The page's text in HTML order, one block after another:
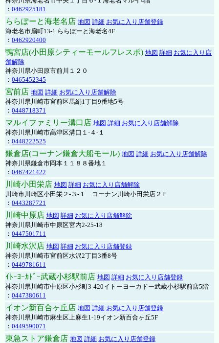
： 0462925181
ららぽーと海老名店 地図 詳細 お気に入り店舗登録
海老名市扇町13-1 ららぽーと海老名4F
： 0462920400
鴨宮店(小田原シティーモールフレスポ) 地図 詳細 お気に入り店
舗解除
神奈川県小田原市前川１２０
： 0465452345
宮前店 地図 詳細 お気に入り店舗解除
神奈川県川崎市宮前区馬絹1丁目9番地5号
： 0448718371
マルイファミリー溝口店 地図 詳細 お気に入り店舗解除
神奈川県川崎市高津区溝口１-４-１
： 0448222525
鎌倉店(コーナン鎌倉大船モール) 地図 詳細 お気に入り店舗解除
神奈川県鎌倉市岡本１１８８番地１
： 0467421422
川崎小田栄店 地図 詳細 お気に入り店舗解除
川崎市川崎区小田栄２‐３‐１ コーナン川崎小田栄店２Ｆ
： 0443287721
川崎中原店 地図 詳細 お気に入り店舗解除
神奈川県川崎市中原区宮内2-25-18
： 0447501711
川崎水沢店 地図 詳細 お気に入り店舗登録
神奈川県川崎市宮前区水沢2丁目3番8号
： 0449781611
ｲﾄｰﾖｰｶﾄﾞｰ武蔵小杉駅前店 地図 詳細 お気に入り店舗登録
神奈川県川崎市中原区小杉町3-420イトーヨーカドー武蔵小杉駅前店5階
： 0447380611
イオン新百合ヶ丘店 地図 詳細 お気に入り店舗登録
神奈川県川崎市麻生区上麻生1-19イオン新百合ヶ丘5F
： 0449590071
東急ストア鎌倉店 地図 詳細 お気に入り店舗登録